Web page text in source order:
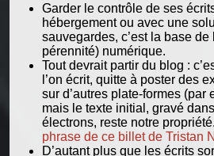
Garder le contrôle de ses
hébergement ou avec une
sauvegardes, c’est la base
pérennité) numérique.
Tout devrait partir du blog :
l’on écrit, quitte à poster des
sur d’autres plate-formes (par
mais le texte initial, gravé
électrons, reste notre
phrase de ce billet de Tristan
D’autant plus que les écrits